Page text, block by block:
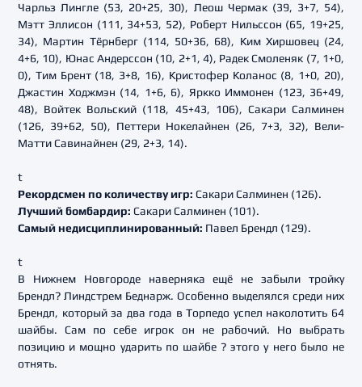
Чарльз Лингле (53, 20+25, 30), Леош Чермак (39, 3+7, 54),
Мэтт Эллисон (111, 34+53, 52), Роберт Нильссон (65, 19+25,
34), Мартин Тёрнберг (114, 50+36, 68), Ким Хиршовец (24,
4+6, 10), Юнас Андерссон (10, 2+1, 4), Радек Смоленяк (7, 1+0,
0), Тим Брент (18, 3+8, 16), Кристофер Коланос (8, 1+0, 20),
Джастин Ходжмэн (14, 1+6, 6), Яркко Иммонен (123, 36+49,
48), Войтек Вольский (118, 45+43, 106), Сакари Салминен
(126, 39+62, 50), Петтери Нокелайнен (26, 7+3, 32), Вели-
Матти Савинайнен (29, 2+3, 14).
t
Рекордсмен по количеству игр: Сакари Салминен (126).
Лучший бомбардир: Сакари Салминен (101).
Самый недисциплинированный: Павел Брендл (129).
t
В Нижнем Новгороде наверняка ещё не забыли тройку
Брендл? Линдстрем Беднарж. Особенно выделялся среди них
Брендл, который за два года в Торпедо успел наколотить 64
шайбы. Сам по себе игрок он не рабочий. Но выбрать
позицию и мощно ударить по шайбе ? этого у него было не
отнять.